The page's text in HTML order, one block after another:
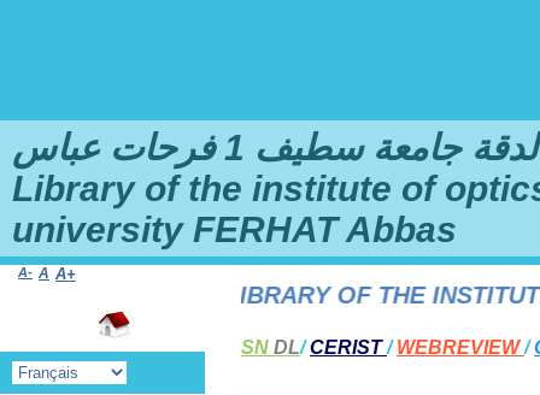
سطيف 1 فرحات عباس
Library of the institute of
university FERHAT Abbas
SN DL/CERIST/WEBREVIEW/
OF THE LIBRARY OF THE
A- A A+